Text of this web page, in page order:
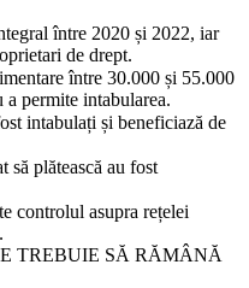
între 2020 și 2022, iar
de drept.
între 30.000 și 55.000
permite intabularea.
intabulați și beneficiază de
să plătească au fost
controlul asupra rețelei
TREBUIE SĂ RĂMÂNĂ